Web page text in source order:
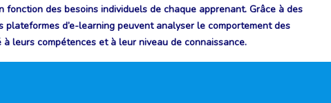
fonction des besoins individuels de chaque apprenant. Grâce à des
plateformes d’e-learning peuvent analyser le comportement des
leurs compétences et à leur niveau de connaissance.